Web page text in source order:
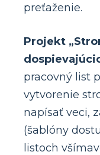
preťaženie.
Projekt
pracovný list
vytvorenie
napísať veci,
(šablóny
listoch